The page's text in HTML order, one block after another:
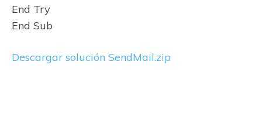
End Try
End Sub
Descargar solución SendMail.zip